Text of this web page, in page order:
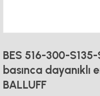
BES 516-300-
basınca
BALLUFF